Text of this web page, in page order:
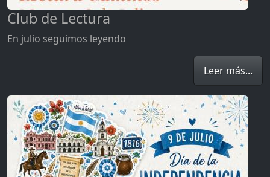
Club de Lectura
En julio seguimos leyendo
Leer más...